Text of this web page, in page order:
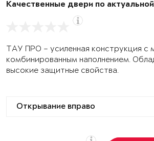
Качественные двери по
ТАУ ПРО – усиленная конструкция с
комбинированным наполнением.
высокие защитные свойства.